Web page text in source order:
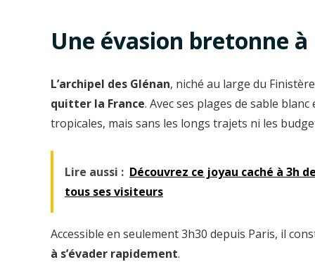
Une évasion bretonne
L’archipel des Glénan, niché au large du
quitter la France. Avec ses plages de sable
tropicales, mais sans les longs trajets ni les
Lire aussi : Découvrez ce joyau caché à 3h
tous ses visiteurs
Accessible en seulement 3h30 depuis Paris, il
à s’évader rapidement.